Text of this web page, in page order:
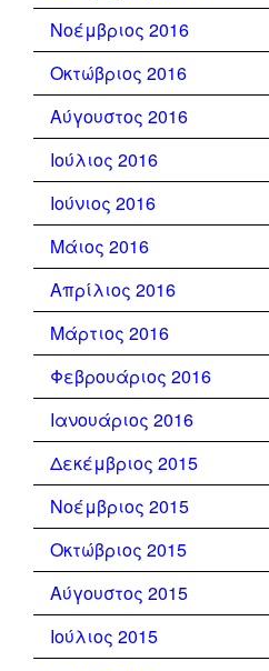
Νοέμβριος 2016
Οκτώβριος 2016
Αύγουστος 2016
Ιούλιος 2016
Ιούνιος 2016
Μάιος 2016
Απρίλιος 2016
Μάρτιος 2016
Φεβρουάριος 2016
Ιανουάριος 2016
Δεκέμβριος 2015
Νοέμβριος 2015
Οκτώβριος 2015
Αύγουστος 2015
Ιούλιος 2015